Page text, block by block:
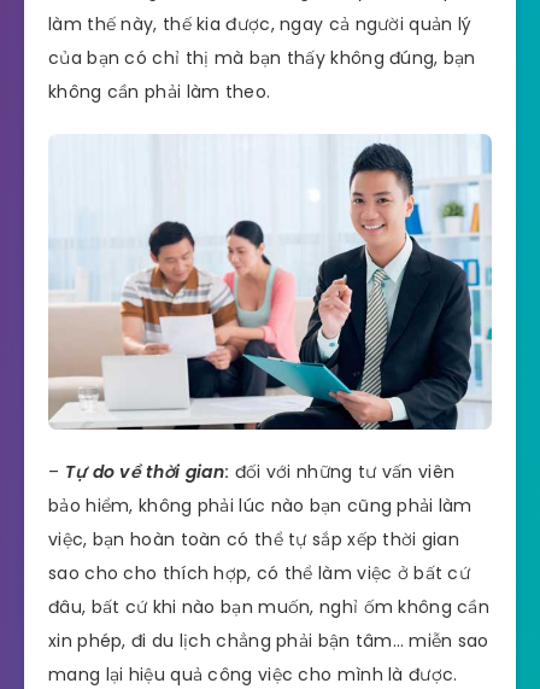
làm thế này, thế kia được, ngay cả người quản lý
của bạn có chỉ thị mà bạn thấy không đúng, bạn
không cần phải làm theo.
– Tự do về thời gian: đối với những tư vấn viên
bảo hiểm, không phải lúc nào bạn cũng phải làm
việc, bạn hoàn toàn có thể tự sắp xếp thời gian
sao cho cho thích hợp, có thể làm việc ở bất cứ
đâu, bất cứ khi nào bạn muốn, nghỉ ốm không cần
xin phép, đi du lịch chẳng phải bận tâm… miễn sao
mang lại hiệu quả công việc cho mình là được.